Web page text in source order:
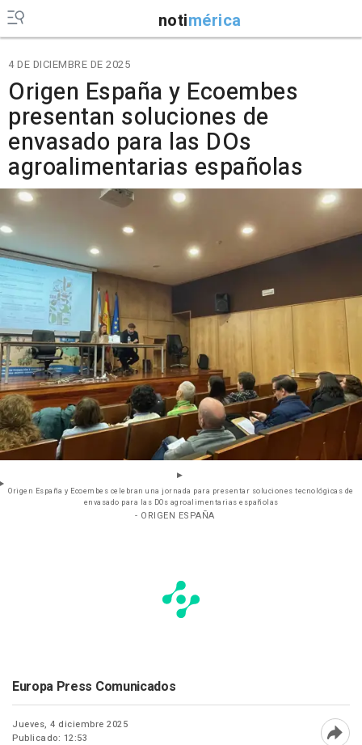
notimérica
4 DE DICIEMBRE DE 2025
Origen España y Ecoembes
presentan soluciones de
envasado para las DOs
agroalimentarias españolas
Origen España y Ecoembes celebran una jornada para presentar soluciones tecnológicas de
envasado para las DOs agroalimentarias españolas
- ORIGEN ESPAÑA
Europa Press Comunicados
Jueves, 4 diciembre 2025
Publicado: 12:53